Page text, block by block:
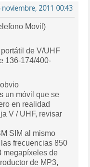
noviembre, 2011 00:43
Movil)
de V/UHF
136-174/400-
un móvil que se
en realidad
V / UHF, revisar
SIM al mismo
frecuencias 850
megapíxeles de
de MP3,